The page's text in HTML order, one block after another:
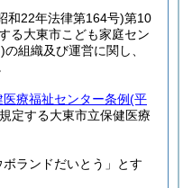
和22年法律第164号)第10
る大東市こども家庭セン
の組織及び運営に関し、
療福祉センター条例(平
定する大東市立保健医療
ランドだいとう」とす